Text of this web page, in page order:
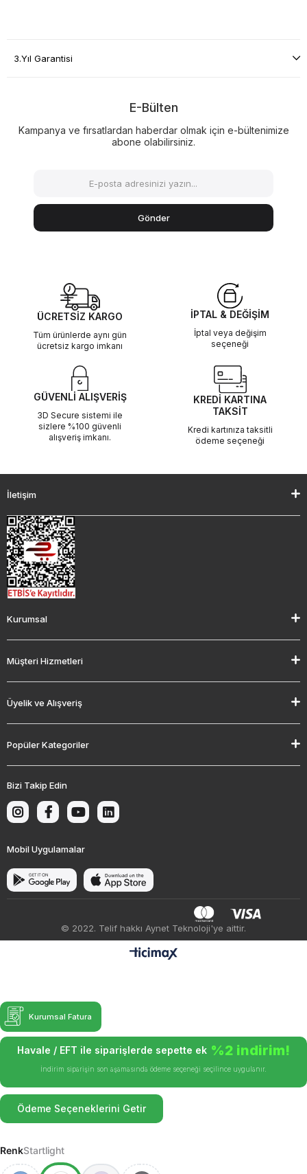
3.Yıl Garantisi
E-Bülten
Kampanya ve fırsatlardan haberdar olmak için e-bültenimize
abone olabilirsiniz.
Gönder
ÜCRETSİZ KARGO
Tüm ürünlerde aynı gün
ücretsiz kargo imkanı
İPTAL & DEĞİŞİM
İptal veya değişim
seçeneği
GÜVENLİ ALIŞVERİŞ
3D Secure sistemi ile
sizlere %100 güvenli
alışveriş imkanı.
KREDİ KARTINA
TAKSİT
Kredi kartınıza taksitli
ödeme seçeneği
İletişim
Kurumsal
Müşteri Hizmetleri
Üyelik ve Alışveriş
Popüler Kategoriler
Bizi Takip Edin
Mobil Uygulamalar
© 2022. Telif hakkı Aynet Teknoloji'ye aittir.
Kurumsal Fatura
Havale / EFT ile siparişlerde sepette ek %2 indirim!
İndirim siparişin son aşamasında ödeme seçeneği seçilince uygulanır.
Ödeme Seçeneklerini Getir